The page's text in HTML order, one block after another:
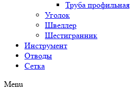
Труба профильная
Уголок
Швеллер
Шестигранник
Инструмент
Отводы
Сетка
Menu